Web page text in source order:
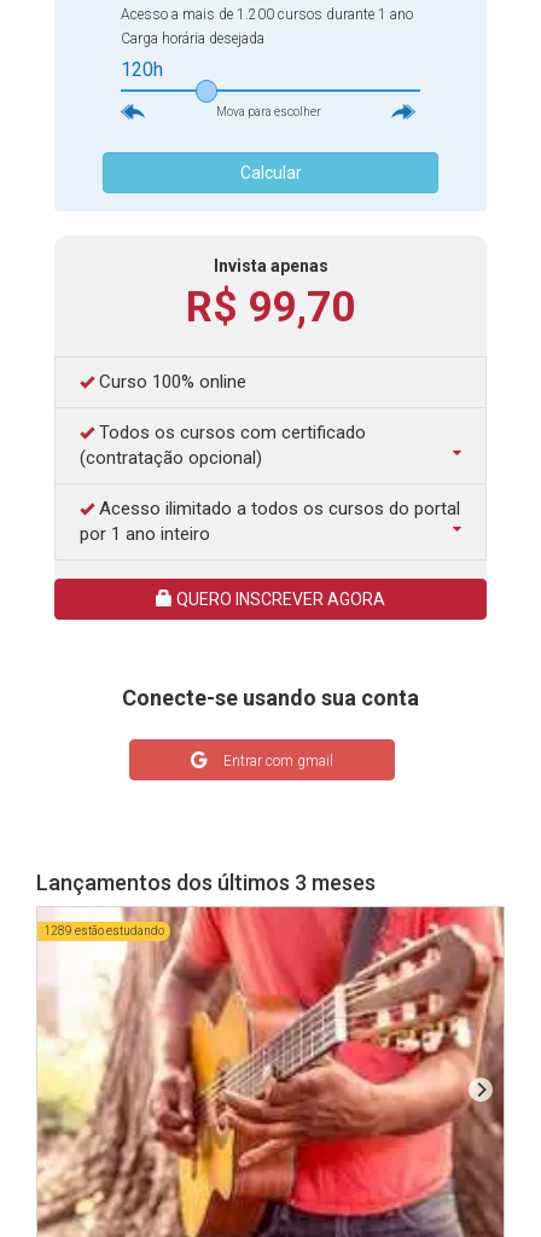
certificados de diversas cargas horarias, que vão de 5 até 420
Inscreva-se agora mesmo. tag_advantages.blade
Acesso a mais de 1.200 cursos durante 1 ano
Carga horária desejada
120h
Mova para escolher
Calcular
Invista apenas
R$ 99,70
Curso 100% online
Todos os cursos com certificado
(contratação opcional)
Acesso ilimitado a todos os cursos do portal
por 1 ano inteiro
QUERO INSCREVER AGORA
Conecte-se usando sua conta
Entrar com gmail
Lançamentos dos últimos 3 meses
1289 estão estudando